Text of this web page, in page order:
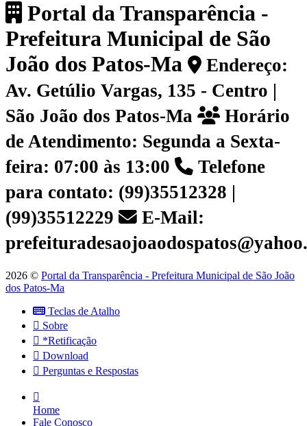
Portal da Transparência -
Prefeitura Municipal de São
João dos Patos-Ma
Endereço:
Av. Getúlio Vargas, 135 - Centro |
São João dos Patos-Ma
Horário
de Atendimento: Segunda a Sexta-
feira: 07:00 às 13:00
Telefone
para contato: (99)35512328 |
(99)35512229
E-Mail:
2026 © Portal da Transparência - Prefeitura Municipal de São João
dos Patos-Ma
Teclas de Atalho
Sobre
*Retificação
Download
Perguntas e Respostas
Home
Fale Conosco